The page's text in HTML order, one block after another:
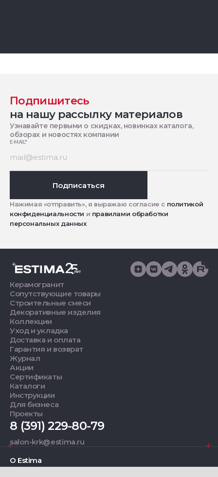
Подпишитесь
на нашу рассылку материалов
Узнавайте первыми о скидках, новинках каталога,
обзорах и новостях компании
E-MAIL*
Подписаться
Нажимая «отправить», я выражаю согласие с политикой
конфиденциальности и правилами обработки
персональных данных
Керамогранит
Сопутствующие товары
Строительные смеси
Декоративные изделия
Коллекции
Уход и укладка
Доставка и оплата
Гарантия и возврат
Журнал
Акции
Сертификаты
Каталоги
Инструкции
Для бизнеса
Проекты
8 (391) 229-80-79
salon-krk@estima.ru
О Estima